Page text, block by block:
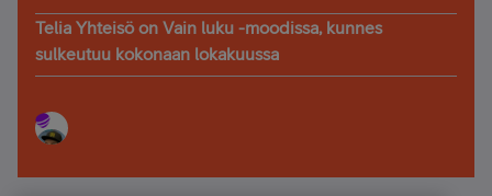
Telia Yhteisö on Vain luku -moodissa, kunnes
sulkeutuu kokonaan lokakuussa